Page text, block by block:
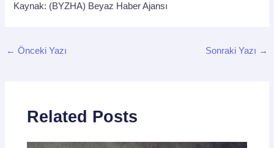
Kaynak: (BYZHA) Beyaz Haber Ajansı
← Önceki Yazı Sonraki Yazı →
Related Posts